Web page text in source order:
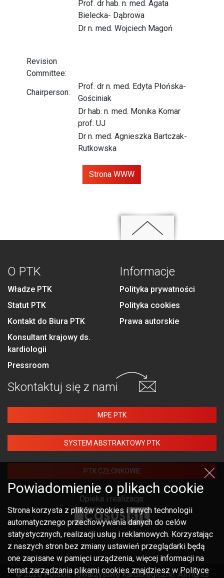
Prof. dr hab. n. med. Agata
Bielecka- Dąbrowa
Dr n. med. Wojciech Magoń
Revision
Committee:
Chairperson:
Prof. dr n. med. Edyta Płońska-
Gościniak
Dr hab. n. med. Monika Komar
prof. UJ
Dr n. med. Agnieszka Bartczak-
Rutkowska
Strona WWW
O PTK
Władze PTK
Statut PTK
Kontakt do Biura PTK
Konsultant krajowy ds.
kardiologii
Pressroom
Informacje
Polityka prywatności
Polityka cookies
Prawa autorskie
Skontaktuj się z nami
MPE PTK
SYSTEM ABSTRAKTOWY PTK
PTK CZŁONKOWIE
Opieka i realizacja:
© 2020 Polskie Towarzystwo Kardiologiczne. All rights
Powiadomienie o plikach cookie
Strona korzysta z plików cookies i innych technologii
automatycznego przechowywania danych do celów
statystycznych, realizacji usług i reklamowych. Korzystając
z naszych stron bez zmiany ustawień przeglądarki będą
one zapisane w pamięci urządzenia, więcej informacji na
temat zarządzania plikami cookies znajdziesz w Polityce